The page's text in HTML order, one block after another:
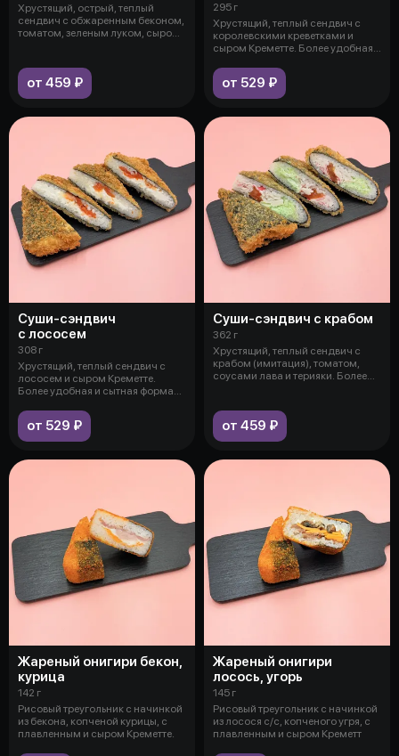
Хрустящий, острый, теплый
сендвич с обжаренным беконом,
томатом, зеленым луком, сыром
от 459 ₽
295 г
Хрустящий, теплый сендвич с
королевскими креветками и
сыром Креметте. Более удобная и
от 529 ₽
Суши-сэндвич
с лососем
308 г
Хрустящий, теплый сендвич с
лососем и сыром Креметте.
Более удобная и сытная форма
от 529 ₽
Суши-сэндвич с крабом
362 г
Хрустящий, теплый сендвич с
крабом (имитация), томатом,
соусами лава и терияки. Более
от 459 ₽
Жареный онигири бекон,
курица
142 г
Рисовый треугольник с начинкой
из бекона, копченой курицы, с
плавленным и сыром Креметте.
Жареный онигири
лосось, угорь
145 г
Рисовый треугольник с начинкой
из лосося с/с, копченого угря, с
плавленным и сыром Креметт